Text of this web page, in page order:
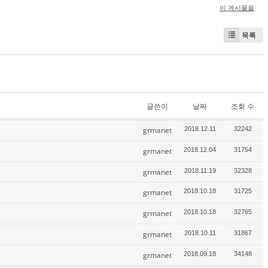
이 게시물을
목록
글쓴이 날짜 조회 수
grmanet 2018.12.11 32242
grmanet 2018.12.04 31754
grmanet 2018.11.19 32328
grmanet 2018.10.18 31725
grmanet 2018.10.18 32765
grmanet 2018.10.11 31867
grmanet 2018.09.18 34148